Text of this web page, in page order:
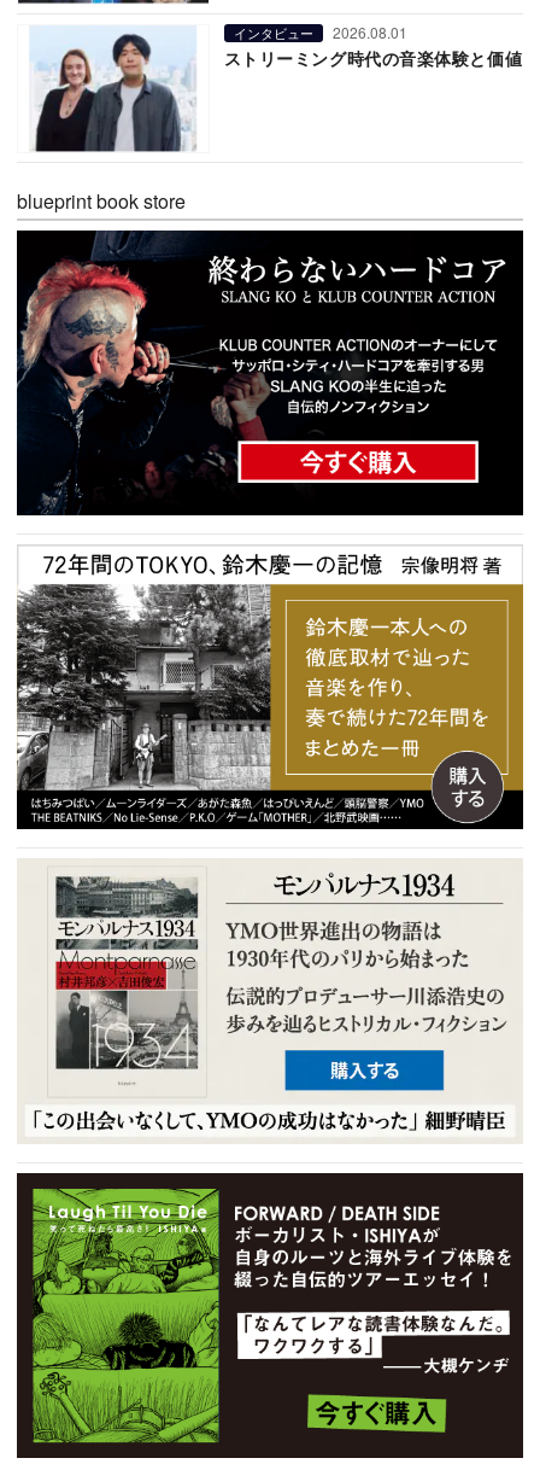
インタビュー 2026.08.01
ストリーミング時代の音楽体験と価値
blueprint book store